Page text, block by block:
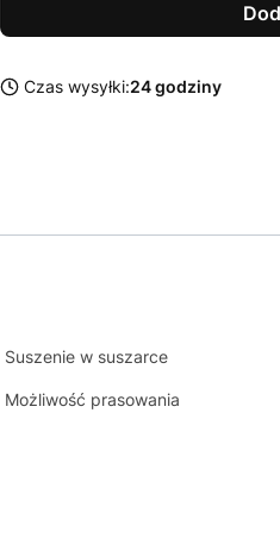
Czas wysyłki:24 godziny
Suszenie w suszarce
Możliwość prasowania